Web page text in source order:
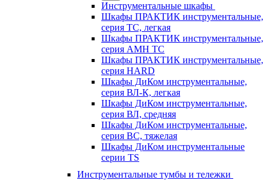
Инструментальные шкафы
Шкафы ПРАКТИК инструментальные,
серия TC, легкая
Шкафы ПРАКТИК инструментальные,
серия AMH TC
Шкафы ПРАКТИК инструментальные,
серия HARD
Шкафы ДиКом инструментальные,
cерия ВЛ-К, легкая
Шкафы ДиКом инструментальные,
серия ВЛ, средняя
Шкафы ДиКом инструментальные,
серия ВС, тяжелая
Шкафы ДиКом инструментальные
серии TS
Инструментальные тумбы и тележки